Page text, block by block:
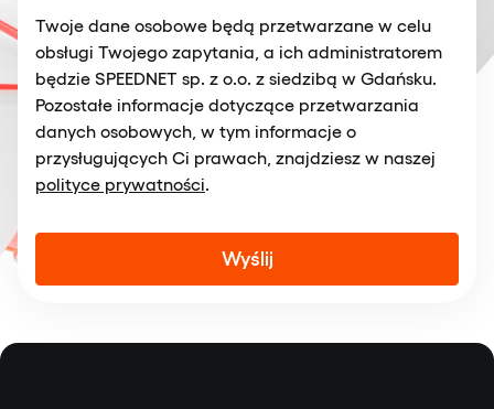
Twoje dane osobowe będą przetwarzane w celu
obsługi Twojego zapytania, a ich administratorem
będzie SPEEDNET sp. z o.o. z siedzibą w Gdańsku.
Pozostałe informacje dotyczące przetwarzania
danych osobowych, w tym informacje o
przysługujących Ci prawach, znajdziesz w naszej
polityce prywatności.